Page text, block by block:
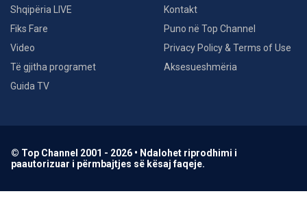
Shqipëria LIVE
Fiks Fare
Video
Të gjitha programet
Guida TV
Kontakt
Puno në Top Channel
Privacy Policy & Terms of Use
Aksesueshmëria
© Top Channel 2001 - 2026 • Ndalohet riprodhimi i
paautorizuar i përmbajtjes së kësaj faqeje.